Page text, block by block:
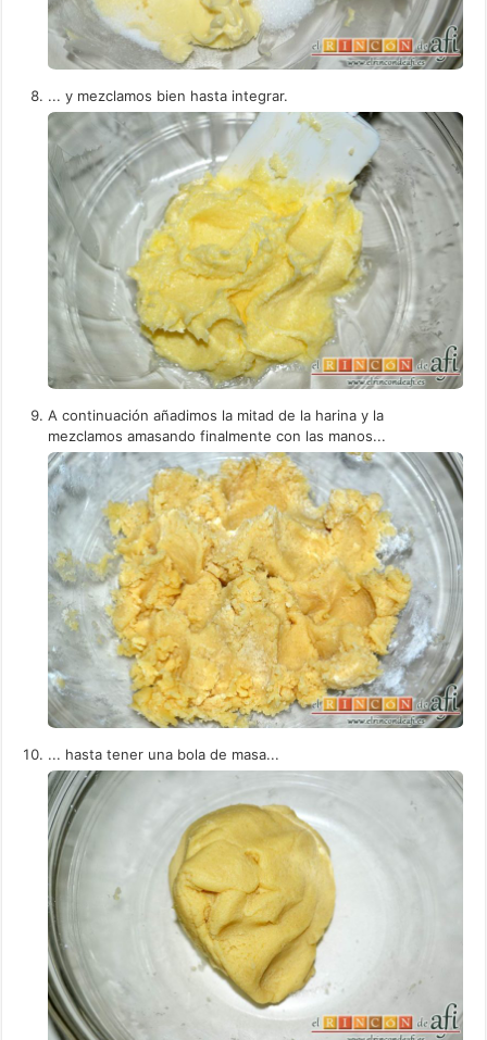
... y mezclamos bien hasta integrar.
A continuación añadimos la mitad de la harina y la
mezclamos amasando finalmente con las manos...
... hasta tener una bola de masa...